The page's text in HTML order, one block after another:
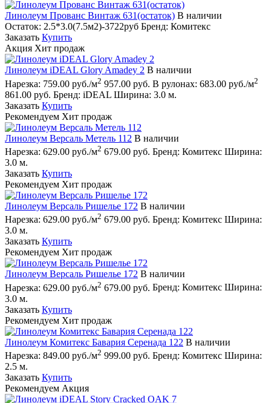
Линолеум Прованс Винтаж 631(остаток) В наличии
Остаток: 2.5*3.0(7.5м2)-3722руб Бренд: Комитекс
Заказать Купить
Акция Хит продаж
Линолеум iDEAL Glory Amadey 2 В наличии
Нарезка: 759.00 руб./м2 957.00 руб. В рулонах: 683.00 руб./м2
861.00 руб. Бренд: iDEAL Ширина: 3.0 м.
Заказать Купить
Рекомендуем Хит продаж
Линолеум Версаль Метель 112 В наличии
Нарезка: 629.00 руб./м2 679.00 руб. Бренд: Комитекс Ширина:
3.0 м.
Заказать Купить
Рекомендуем Хит продаж
Линолеум Версаль Ришелье 172 В наличии
Нарезка: 629.00 руб./м2 679.00 руб. Бренд: Комитекс Ширина:
3.0 м.
Заказать Купить
Рекомендуем Хит продаж
Линолеум Версаль Ришелье 172 В наличии
Нарезка: 629.00 руб./м2 679.00 руб. Бренд: Комитекс Ширина:
3.0 м.
Заказать Купить
Рекомендуем Хит продаж
Линолеум Комитекс Бавария Серенада 122 В наличии
Нарезка: 849.00 руб./м2 999.00 руб. Бренд: Комитекс Ширина:
2.5 м.
Заказать Купить
Рекомендуем Акция